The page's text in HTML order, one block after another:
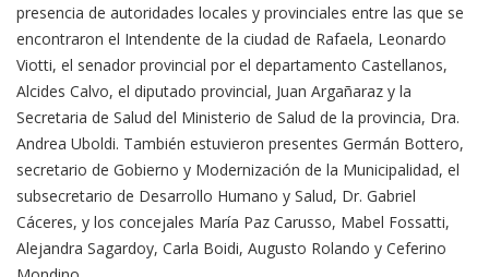
presencia de autoridades locales y provinciales entre las que se
encontraron el Intendente de la ciudad de Rafaela, Leonardo
Viotti, el senador provincial por el departamento Castellanos,
Alcides Calvo, el diputado provincial, Juan Argañaraz y la
Secretaria de Salud del Ministerio de Salud de la provincia, Dra.
Andrea Uboldi. También estuvieron presentes Germán Bottero,
secretario de Gobierno y Modernización de la Municipalidad, el
subsecretario de Desarrollo Humano y Salud, Dr. Gabriel
Cáceres, y los concejales María Paz Carusso, Mabel Fossatti,
Alejandra Sagardoy, Carla Boidi, Augusto Rolando y Ceferino